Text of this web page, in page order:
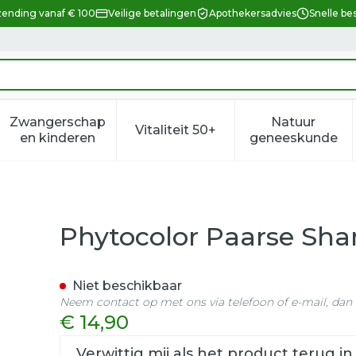
vanaf € 100 Veilige betalingen Apothekersadvies Snelle
verzorging en hygiëne categorie
voor Dieet, voeding en vitamines categorie
Zwangerschap
en kinderenToon submenu voor Zwangerschap en
Vitaliteit 50+Toon submenu voor
Natuur
geneeskunde
Toon
Fl 250ml
Phytocolor Paarse
€ 14,90
Niet beschikbaar
Neem contact op met ons via telefoon of e-mail,